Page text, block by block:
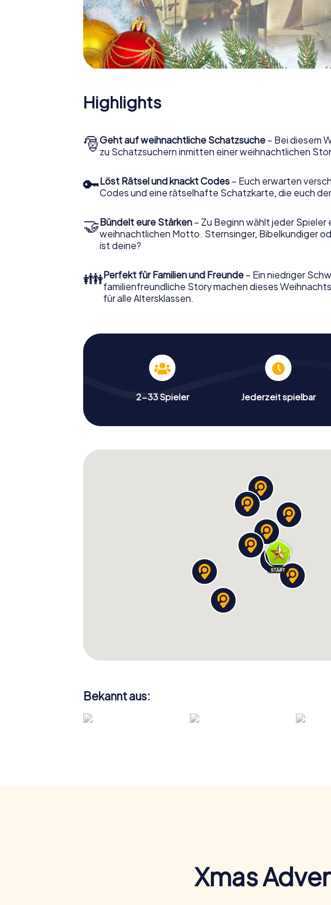
Highlights
🎅Geht auf weihnachtliche Schatzsuche – Bei diesem
zu Schatzsuchern inmitten einer weihnachtlichen
🔑Löst Rätsel und knackt Codes – Euch erwarten
Codes und eine rätselhafte Schatzkarte, die euch
🤝Bündelt eure Stärken – Zu Beginn wählt jeder Spieler
weihnachtlichen Motto. Sternsinger, Bibelkundiger
ist deine?
👪Perfekt für Familien und Freunde – Ein niedriger
familienfreundliche Story machen dieses
für alle Altersklassen.
2-33 Spieler Jederzeit spielbar
Bekannt aus:
Xmas